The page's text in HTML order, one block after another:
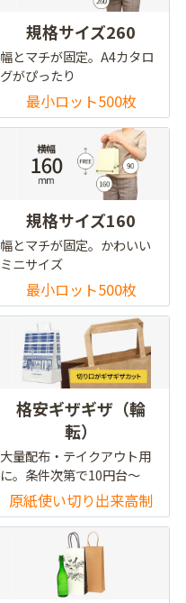
規格サイズ260
幅とマチが固定。A4カタロ
グがぴったり
最小ロット500枚
規格サイズ160
幅とマチが固定。かわいい
ミニサイズ
最小ロット500枚
格安ギザギザ（輪
転）
大量配布・テイクアウト用
に。条件次第で10円台～
原紙使い切り出来高制